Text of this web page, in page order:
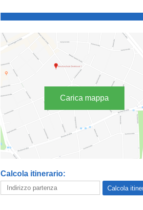
Carica mappa
Calcola itinerario: